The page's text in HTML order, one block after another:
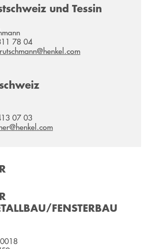
und Tessin
78 04
07 03
FENSTERBAU